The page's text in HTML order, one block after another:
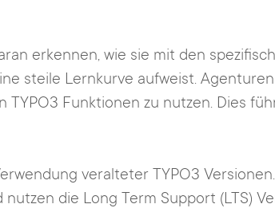
erkennen, wie sie mit den
steile Lernkurve aufweist.
Funktionen zu nutzen. Dies
veralteter TYPO3
die Long Term Support (LTS)